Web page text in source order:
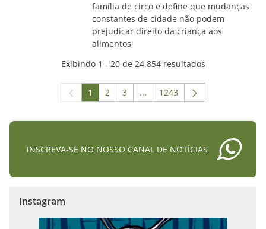
família de circo e define que mudanças
constantes de cidade não podem
prejudicar direito da criança aos
alimentos
Exibindo 1 - 20 de 24.854 resultados
Página
1 Página
2 Página
3 ...Páginas intermediárias Usar
Página
1243
INSCREVA-SE NO NOSSO CANAL DE NOTÍCIAS
Instagram